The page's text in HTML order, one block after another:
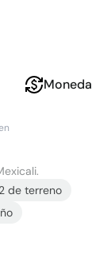
Moneda
de terreno